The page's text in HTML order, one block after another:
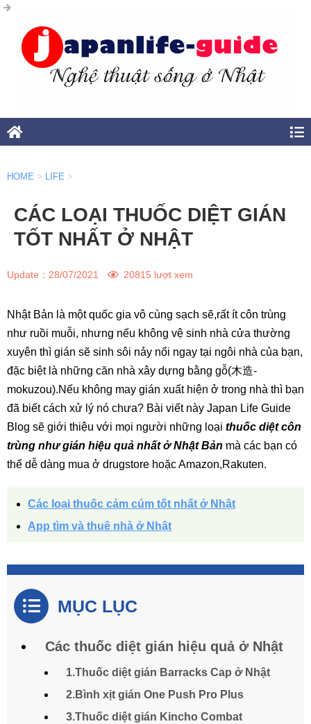
HOME > LIFE >
CÁC LOẠI THUỐC DIỆT GIÁN
TỐT NHẤT Ở NHẬT
Update： 28/07/2021 20815 lượt xem
Nhật Bản là một quốc gia vô cùng sạch sẽ,rất ít côn trùng
như ruồi muỗi, nhưng nếu không vệ sinh nhà cửa thường
xuyên thì gián sẽ sinh sôi nảy nổi ngay tại ngôi nhà của bạn,
đặc biệt là những căn nhà xây dựng bằng gỗ(木造-
mokuzou).Nếu không may gián xuất hiện ở trong nhà thì bạn
đã biết cách xử lý nó chưa? Bài viết này Japan Life Guide
Blog sẽ giới thiệu với mọi người những loại thuốc diệt côn
trùng như gián hiệu quả nhất ở Nhật Bản mà các bạn có
thể dễ dàng mua ở drugstore hoặc Amazon,Rakuten.
Các loại thuốc cảm cúm tốt nhất ở Nhật
App tìm và thuê nhà ở Nhật
MỤC LỤC
Các thuốc diệt gián hiệu quả ở Nhật
1.Thuốc diệt gián Barracks Cap ở Nhật
2.Bình xịt gián One Push Pro Plus
3.Thuốc diệt gián Kincho Combat